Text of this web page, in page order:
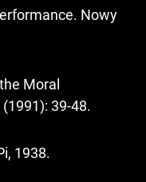
Nowy
Moral
39-48.
1938.